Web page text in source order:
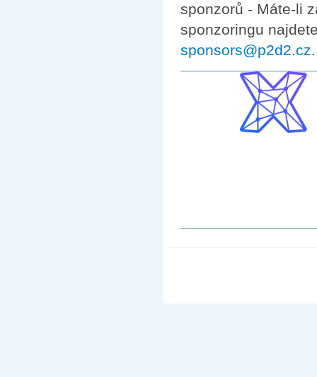
sponzorů - Máte-li
sponzoringu
sponsors@p2d2.cz.